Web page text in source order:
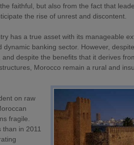
faithful, but also from the fact that
the rise of unrest and discontent.
has a true asset with its manageable
dynamic banking sector. However,
and despite the benefits that it derives
Morocco remain a rural and
on raw
fragile.
than in 2011